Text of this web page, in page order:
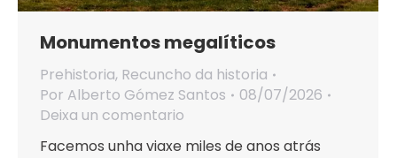
Monumentos megalíticos
Prehistoria, Recuncho da historia
Por Alberto Gómez Santos
08/07/2026
Deixa un comentario
Facemos unha viaxe miles de anos atrás